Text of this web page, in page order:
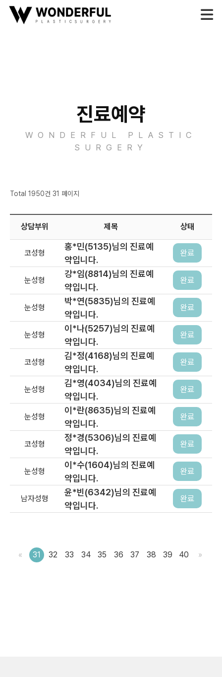
진료예약
WONDERFUL PLASTIC
SURGERY
Total 1950건 31 페이지
상담부위 제목 상태
코성형
홍*민(5135)님의 진료예
약입니다.
완료
눈성형
강*임(8814)님의 진료예
약입니다.
완료
눈성형
박*연(5835)님의 진료예
약입니다.
완료
눈성형
이*나(5257)님의 진료예
약입니다.
완료
코성형
김*정(4168)님의 진료예
약입니다.
완료
눈성형
김*영(4034)님의 진료예
약입니다.
완료
눈성형
이*란(8635)님의 진료예
약입니다.
완료
코성형
정*경(5306)님의 진료예
약입니다.
완료
눈성형
이*수(1604)님의 진료예
약입니다.
완료
남자성형
윤*빈(6342)님의 진료예
약입니다.
완료
« 31 32 33 34 35 36 37 38 39 40 »